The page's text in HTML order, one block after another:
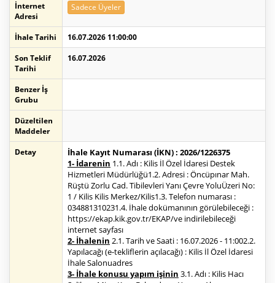
İnternet
Adresi
Sadece Üyeler
İhale Tarihi
16.07.2026 11:00:00
Son Teklif
Tarihi
16.07.2026
Benzer İş
Grubu
Düzeltilen
Maddeler
Detay
İhale Kayıt Numarası (İKN) : 2026/1226375
1- İdarenin 1.1. Adı : Kilis İl Özel İdaresi Destek
Hizmetleri Müdürlüğü1.2. Adresi : Öncüpınar Mah.
Rüştü Zorlu Cad. Tibilevleri Yanı Çevre YoluÜzeri No:
1 / Kilis Kilis Merkez/Kilis1.3. Telefon numarası :
034881310231.4. İhale dokümanının görülebileceği :
https://ekap.kik.gov.tr/EKAP/ve indirilebileceği
internet sayfası
2- İhalenin 2.1. Tarih ve Saati : 16.07.2026 - 11:002.2.
Yapılacağı (e-tekliflerin açılacağı) : Kilis İl Özel İdaresi
İhale Salonuadres
3- İhale konusu yapım işinin 3.1. Adı : Kilis Hacı